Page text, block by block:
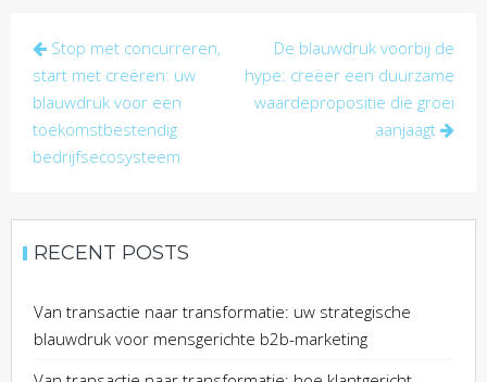
Post
navigation
Stop met concurreren,
start met creëren: uw
blauwdruk voor een
toekomstbestendig
bedrijfsecosysteem
De blauwdruk voorbij de
hype: creëer een duurzame
waardepropositie die groei
aanjaagt
RECENT POSTS
Van transactie naar transformatie: uw strategische
blauwdruk voor mensgerichte b2b-marketing